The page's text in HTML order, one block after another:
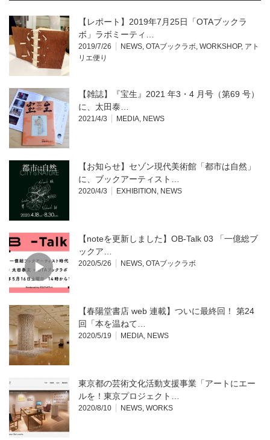
【レポート】2019年7月25日「OTAブックラ
ボ」ラボミーティ…
2019/7/26 NEWS, OTAブックラボ, WORKSHOP, アト
リエ便り
【雑誌】『宝生』2021 年3・4 月号（第69 号）
に、太田泰…
2021/4/3 MEDIA, NEWS
【お知らせ】セゾン現代美術館「都市は自然」
に、ブックアーティスト…
2020/4/3 EXHIBITION, NEWS
【noteを更新しました】OB-Talk 03 「一億総ブ
ックア…
2020/5/26 NEWS, OTAブックラボ
【春陽堂書店 web 連載】ついに最終回！ 第24
回「本を温ねて…
2020/5/19 MEDIA, NEWS
東京都の芸術文化活動支援事業「アートにエー
ルを！東京プロジェクト…
2020/8/10 NEWS, WORKS